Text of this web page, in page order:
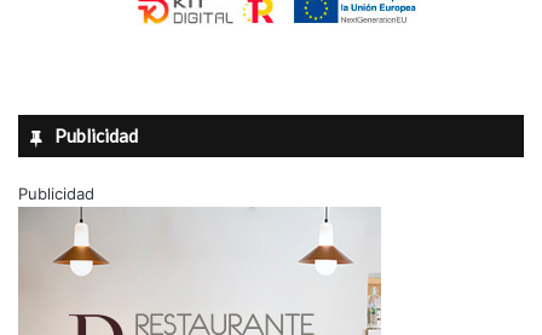
Publicidad
Publicidad